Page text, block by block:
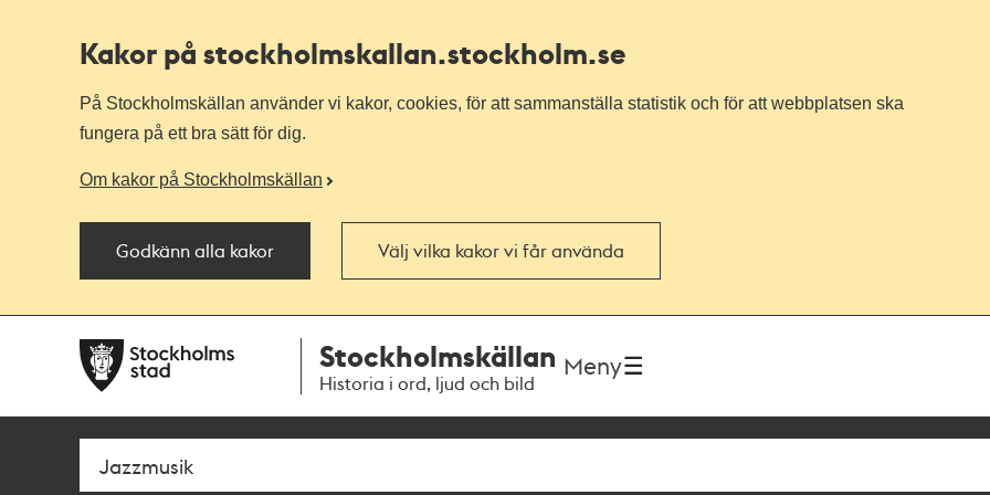
Kakor på stockholmskallan.stockholm.se
På Stockholmskällan använder vi kakor, cookies, för att sammanställa statistik och för att webbplatsen ska
fungera på ett bra sätt för dig.
Om kakor på Stockholmskällan
Godkänn alla kakor Välj vilka kakor vi får använda
navigationen
huvudinnehållet
Stockholmskällan
Historia i ord, ljud och bild
Meny
Sök